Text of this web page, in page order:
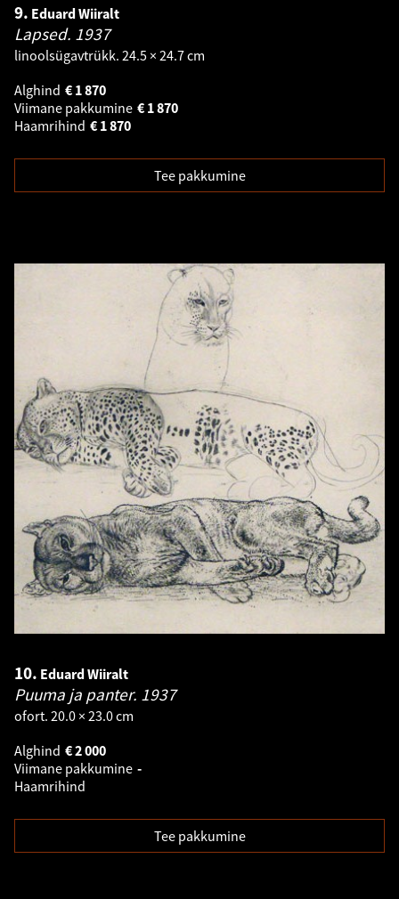
9. Eduard Wiiralt
Lapsed. 1937
linoolsügavtrükk. 24.5 × 24.7 cm
Alghind
1 870
€
Viimane pakkumine
1 870
€
Haamrihind
1 870
€
Tee pakkumine
10. Eduard Wiiralt
Puuma ja panter. 1937
ofort. 20.0 × 23.0 cm
Alghind
2 000
€
Viimane pakkumine -
Haamrihind
Tee pakkumine